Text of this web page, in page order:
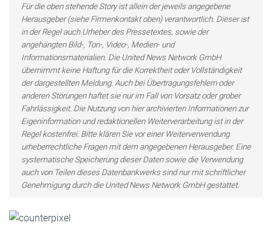
Für die oben stehende Story ist allein der jeweils angegebene
Herausgeber (siehe Firmenkontakt oben) verantwortlich. Dieser ist
in der Regel auch Urheber des Pressetextes, sowie der
angehängten Bild-, Ton-, Video-, Medien- und
Informationsmaterialien. Die United News Network GmbH
übernimmt keine Haftung für die Korrektheit oder Vollständigkeit
der dargestellten Meldung. Auch bei Übertragungsfehlern oder
anderen Störungen haftet sie nur im Fall von Vorsatz oder grober
Fahrlässigkeit. Die Nutzung von hier archivierten Informationen zur
Eigeninformation und redaktionellen Weiterverarbeitung ist in der
Regel kostenfrei. Bitte klären Sie vor einer Weiterverwendung
urheberrechtliche Fragen mit dem angegebenen Herausgeber. Eine
systematische Speicherung dieser Daten sowie die Verwendung
auch von Teilen dieses Datenbankwerks sind nur mit schriftlicher
Genehmigung durch die United News Network GmbH gestattet.